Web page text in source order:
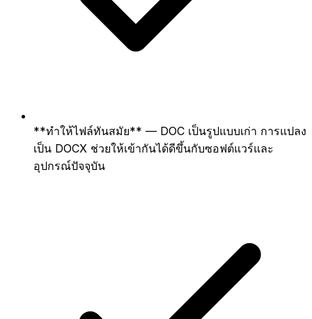
**ทำให้ไฟล์ทันสมัย** — DOC เป็นรูปแบบเก่า การแปลง
เป็น DOCX ช่วยให้เข้ากันได้ดีขึ้นกับซอฟต์แวร์และ
อุปกรณ์ปัจจุบัน